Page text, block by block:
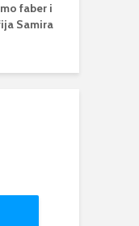
faber i
Samira